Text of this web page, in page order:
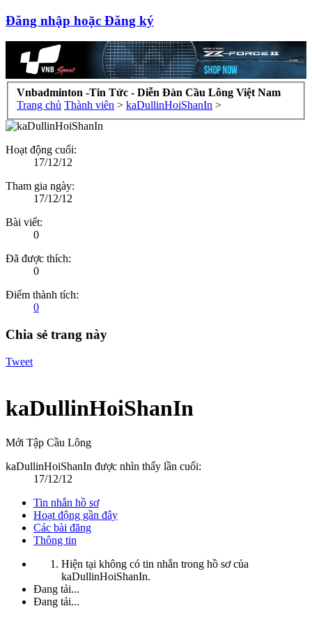
Đăng nhập hoặc Đăng ký
Vnbadminton -Tin Tức - Diễn Đàn Cầu Lông Việt Nam
Trang chủ Thành viên > kaDullinHoiShanIn >
Hoạt động cuối:
17/12/12
Tham gia ngày:
17/12/12
Bài viết:
0
Đã được thích:
0
Điểm thành tích:
0
Chia sẻ trang này
Tweet
kaDullinHoiShanIn
Mới Tập Cầu Lông
kaDullinHoiShanIn được nhìn thấy lần cuối:
17/12/12
Tin nhắn hồ sơ
Hoạt động gần đây
Các bài đăng
Thông tin
Hiện tại không có tin nhắn trong hồ sơ của
kaDullinHoiShanIn.
Đang tải...
Đang tải...